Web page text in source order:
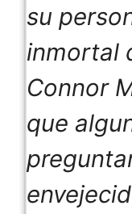
su
inmortal
Connor
que